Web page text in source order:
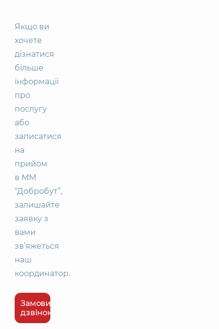
Якщо ви
хочете
дізнатися
більше
інформації
про
послугу
або
записатися
на
прийом
в ММ
“Добробут”,
залишайте
заявку з
вами
зв’яжеться
наш
координатор.
Замовити
дзвінок